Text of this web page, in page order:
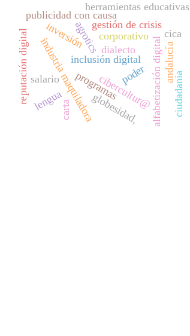
agrotics
inclusión digital alfabetización digital
cibercultur@
industria maquiladora corporativo
inversión
salario programas
publicidad con causa
reputación digital
globesidad,
gestión de crisis
lengua
dialecto andalucía
carta
cica
herramientas educativas
ciudadania
poder